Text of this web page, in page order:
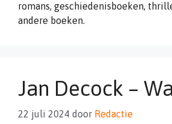
romans, geschiedenisboeken,
andere boeken.
Jan Decock –
22 juli 2024 door Redactie